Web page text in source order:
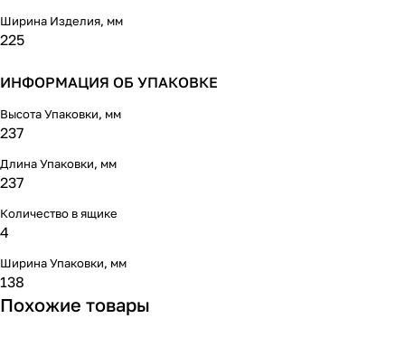
Ширина Изделия, мм
225
ИНФОРМАЦИЯ ОБ УПАКОВКЕ
Высота Упаковки, мм
237
Длина Упаковки, мм
237
Количество в ящике
4
Ширина Упаковки, мм
138
Похожие товары